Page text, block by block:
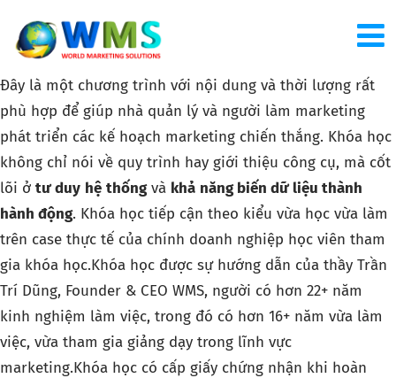
Đây là một chương trình với nội dung và thời lượng rất
phù hợp để giúp nhà quản lý và người làm marketing
phát triển các kế hoạch marketing chiến thắng. Khóa học
không chỉ nói về quy trình hay giới thiệu công cụ, mà cốt
lõi ở tưduy hệ thốngvà khả năngbiến dữliệu thành
hành động. Khóa học tiếp cận theo kiểu vừa học vừa làm
trên case thực tế của chính doanh nghiệp học viên tham
gia khóa học.Khóa học được sự hướng dẫn của thầy Trần
Trí Dũng, Founder & CEO WMS, người có hơn 22+ năm
kinh nghiệm làm việc, trong đó có hơn 16+ năm vừa làm
việc, vừa tham gia giảng dạy trong lĩnh vực
marketing.Khóa học có cấp giấy chứng nhận khi hoàn